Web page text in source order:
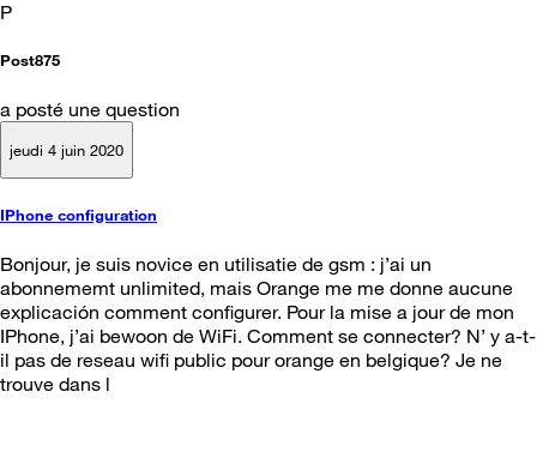
P
Post875
a posté une question
jeudi 4 juin 2020
IPhone configuration
Bonjour, je suis novice en utilisatie de gsm : j’ai un
abonnememt unlimited, mais Orange me me donne aucune
explicación comment configurer. Pour la mise a jour de mon
IPhone, j’ai bewoon de WiFi. Comment se connecter? N’ y a-t-
il pas de reseau wifi public pour orange en belgique? Je ne
trouve dans l